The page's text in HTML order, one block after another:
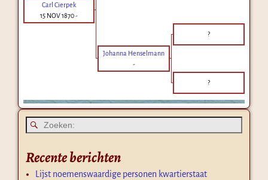
Carl Cierpek
15 NOV 1870-
?
Johanna Henselmann
-
?
Recente berichten
Lijst noemenswaardige personen kwartierstaat